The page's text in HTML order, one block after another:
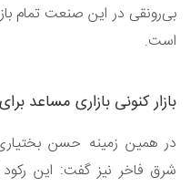
بی‌رونقی در این صنعت تمام
است.
بازار کنونی بازاری مساعد
در همین زمینه حسن
شرق فاخر نیز گفت‌: این رکود